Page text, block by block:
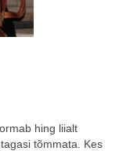
hing liialt
tõmmata. Kes